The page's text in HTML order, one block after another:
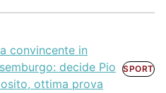
convincente in
decide Pio
ottima prova
SPORT